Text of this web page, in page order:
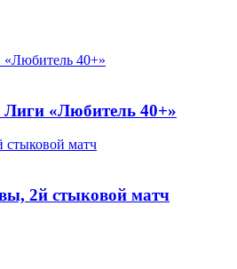
«Любитель 40+»
«Любитель 40+»
стыковой матч
2й стыковой матч